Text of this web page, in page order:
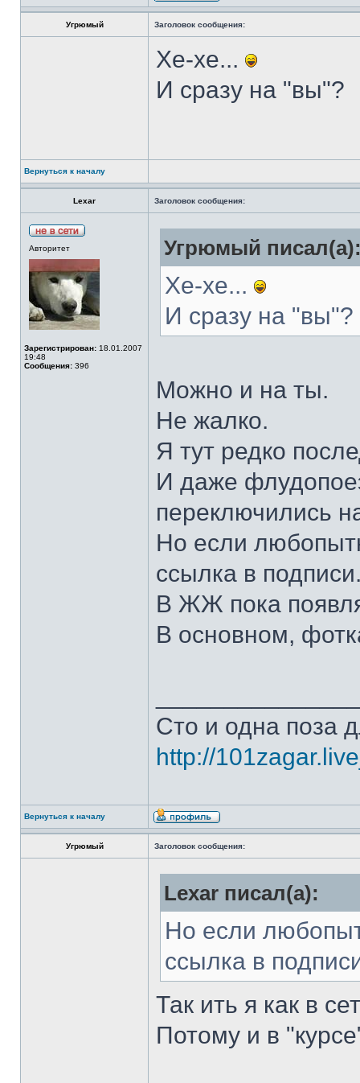
Угрюмый Заголовок сообщения:
Хе-хе...
И сразу на "вы"?
Вернуться к началу
Lexar Заголовок сообщения:
Авторитет
Зарегистрирован: 18.01.2007
19:48
Сообщения: 396
Угрюмый
Хе-хе...
И сразу на "вы"?
Можно и на ты.
Не жалко.
Я тут редко
И даже
переключились
Но если
ссылка в
В ЖЖ пока
В основном,
Сто и одна поза
http://
Вернуться к началу
Угрюмый Заголовок сообщения:
Lexar писал(а):
Но если
ссылка в
Так ить я как в
Потому и в